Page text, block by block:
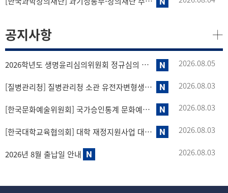
공지사항
2026학년도 생명윤리심의위원회 정규심의 시행(9월) 안내 2026.08.05
[질병관리청] 질병관리청 소관 유전자변형생물체 국가승인 제도 안내 2026.08.03
[한국문화예술위원회] 국가승인통계 문화예술활동현황조사 이용 안내 2026.08.03
[한국대학교육협의회] 대학 재정지원사업 대응자금 체계 개선을 위한 현황 조사(2차) 2026.08.03
2026년 8월 출납일 안내 2026.08.03